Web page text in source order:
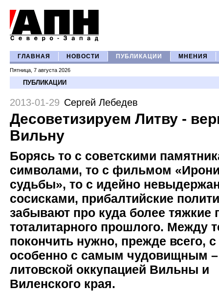
ГЛАВНАЯ НОВОСТИ ПУБЛИКАЦИИ МНЕНИЯ
Пятница, 7 августа 2026
ПУБЛИКАЦИИ
2013-01-29 Сергей Лебедев
Десоветизируем Литву -
Вильну
Борясь то с советскими
символами, то с фильмом
судьбы», то с идейно
сосисками, прибалтийские
забывают про куда более тяжкие
тоталитарного прошлого. Между
покончить нужно, прежде всего,
особенно с самым чудовищным –
литовской оккупацией Вильны и
Виленского края.